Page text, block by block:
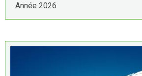
Année 2026